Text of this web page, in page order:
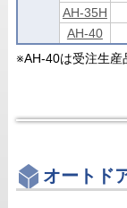
AH-35H
AH-40
※AH-40は受注生産
オートド